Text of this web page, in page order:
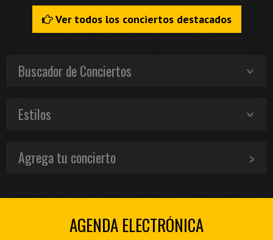
Ver todos los conciertos destacados
Buscador de Conciertos
Estilos
Agrega tu concierto
AGENDA ELECTRÓNICA